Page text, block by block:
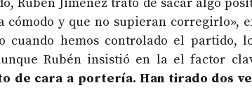
y que no supieran corregirlo»,
cuando hemos controlado el partido,
Rubén insistió en la el factor
de cara a portería. Han tirado dos